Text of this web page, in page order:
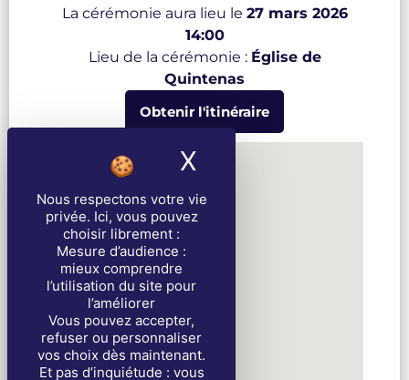
Nous respectons votre vie
privée. Ici, vous pouvez
choisir librement :
Mesure d’audience :
mieux comprendre
l’utilisation du site pour
l’améliorer
Vous pouvez accepter,
refuser ou personnaliser
vos choix dès maintenant.
Et pas d’inquiétude : vous
X
La cérémonie aura lieu le 27 mars 2026
14:00
Lieu de la cérémonie : Église de
Quintenas
Obtenir l'itinéraire